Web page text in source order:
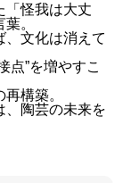
「怪我は大丈
。
、文化は消えて
点”を増やすこ
構築。
、陶芸の未来を